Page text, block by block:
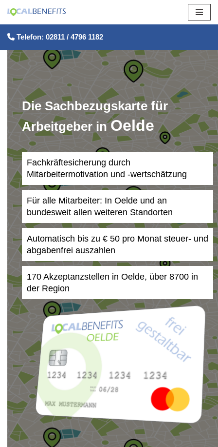
Zum
Inhalt
springen
Telefon: 02811 / 4796 1182
Die Sachbezugskarte für
Arbeitgeber inOelde
Fachkräftesicherung durch
Mitarbeitermotivation und -wertschätzung
Für alle Mitarbeiter: In Oelde und an
bundesweit allen weiteren Standorten
Automatisch bis zu € 50 pro Monat steuer- und
abgabenfrei auszahlen
170 Akzeptanzstellen in Oelde, über 8700 in
der Region